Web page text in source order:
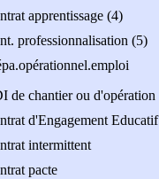
apprentissage (4)
professionnalisation (5)
de chantier ou d'opération
d'Engagement Educatif
intermittent
pacte